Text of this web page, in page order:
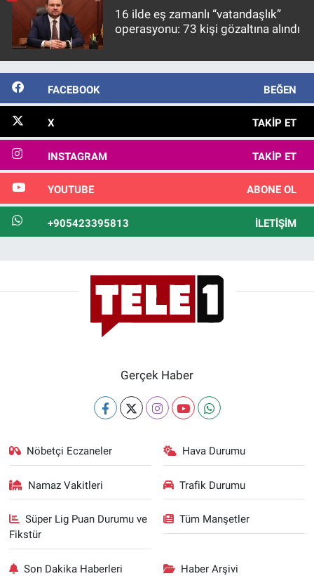
16 ilde eş zamanlı “vatandaşlık”
operasyonu: 73 kişi gözaltına alındı
FACEBOOK BEĞEN
X TAKIP ET
INSTAGRAM TAKIP ET
YOUTUBE ABONE OL
+905423395813 İLETIŞIM
Gerçek Haber
Nöbetçi Eczaneler Hava Durumu
Namaz Vakitleri Trafik Durumu
Süper Lig Puan Durumu ve
Fikstür
Tüm Manşetler
Son Dakika Haberleri Haber Arşivi